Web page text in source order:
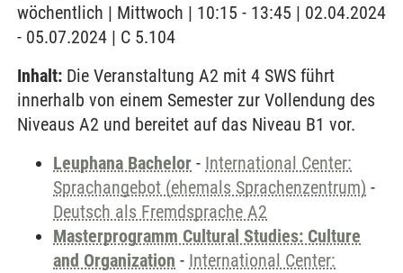
wöchentlich | Mittwoch | 10:15 - 13:45 | 02.04.2024
- 05.07.2024 | C 5.104
Inhalt: Die Veranstaltung A2 mit 4 SWS führt
innerhalb von einem Semester zur Vollendung des
Niveaus A2 und bereitet auf das Niveau B1 vor.
Leuphana Bachelor - International Center:
Sprachangebot (ehemals Sprachenzentrum) -
Deutsch als Fremdsprache A2
Masterprogramm Cultural Studies: Culture
and Organization - International Center: